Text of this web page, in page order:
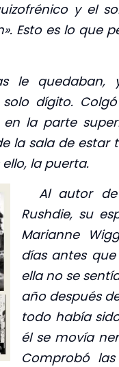
y el
Esto es lo que
le
dígito.
la parte
la sala de
la puerta.
Al autor de
Rushdie, su
Marianne
días antes
ella no se
año después
todo había
él se movía
Comprobó